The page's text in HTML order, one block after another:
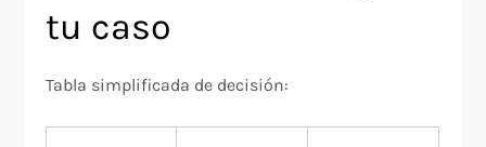
tu caso
Tabla simplificada de decisión: